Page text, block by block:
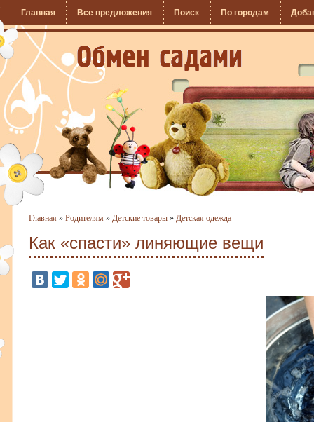
Главная Все предложения Поиск По городам
Главная » Родителям » Детские товары » Детская одежда
Как «спасти» линяющие вещи